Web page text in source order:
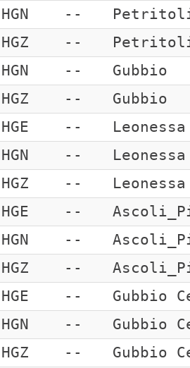
HGN --
HGZ --
HGN --
Gubbio
HGZ --
Gubbio
HGE --
Leonessa
HGN --
Leonessa
HGZ --
Leonessa
HGE --
HGN --
HGZ --
HGE --
Gubbio
HGN --
Gubbio
HGZ --
Gubbio